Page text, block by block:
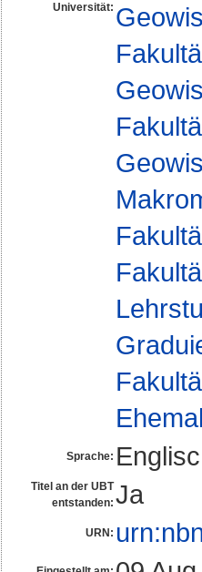
Universität:
Sprache:
Titel an der UBT
entstanden: Ja
URN: